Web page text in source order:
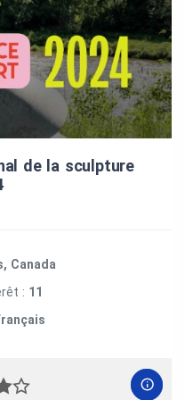
de la sculpture
Canada
: 11